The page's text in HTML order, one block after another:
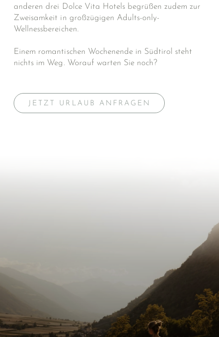
anderen drei Dolce Vita Hotels begrüßen zudem zur
Zweisamkeit in großzügigen Adults-only-
Wellnessbereichen.
Einem romantischen Wochenende in Südtirol steht
nichts im Weg. Worauf warten Sie noch?
JETZT URLAUB ANFRAGEN